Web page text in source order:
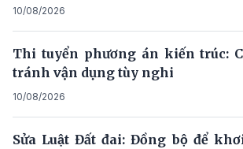
10/08/2026
Thi tuyển phương án kiến trúc:
tránh vận dụng tùy nghi
10/08/2026
Sửa Luật Đất đai: Đồng bộ để